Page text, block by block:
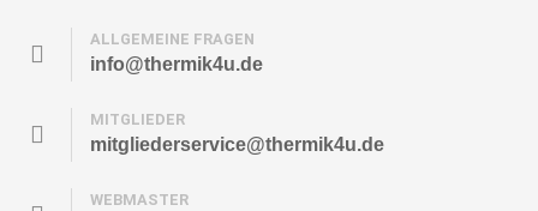
ALLGEMEINE FRAGEN
info@thermik4u.de
MITGLIEDER
mitgliederservice@thermik4u.de
WEBMASTER